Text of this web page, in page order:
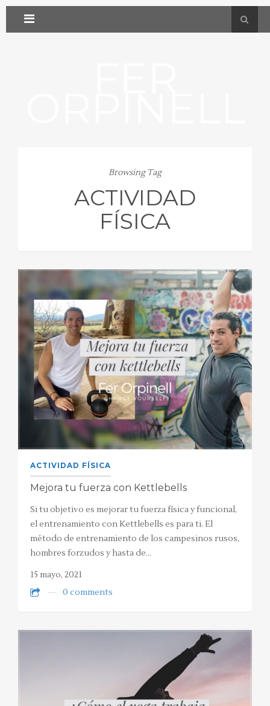
Browsing Tag
ACTIVIDAD
FÍSICA
ACTIVIDAD FÍSICA
Mejora tu fuerza con Kettlebells
Si tu objetivo es mejorar tu fuerza física y funcional,
el entrenamiento con Kettlebells es para ti. El
método de entrenamiento de los campesinos rusos,
hombres forzudos y hasta de…
15 mayo, 2021
0 comments